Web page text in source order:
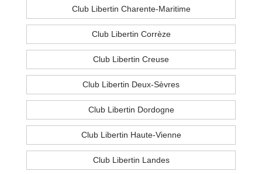
Club Libertin Charente-Maritime
Club Libertin Corrèze
Club Libertin Creuse
Club Libertin Deux-Sèvres
Club Libertin Dordogne
Club Libertin Haute-Vienne
Club Libertin Landes